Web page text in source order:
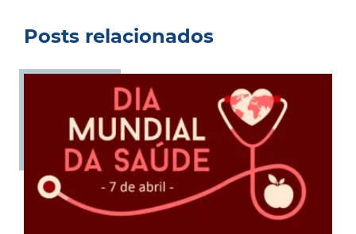
Posts relacionados